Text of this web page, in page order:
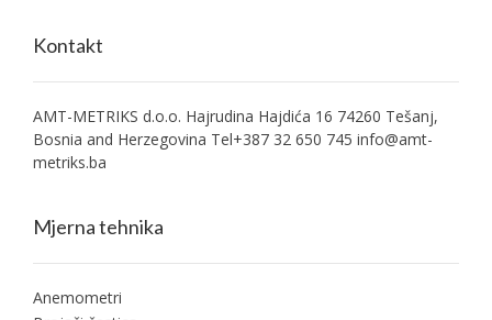
Kontakt
AMT-METRIKS d.o.o. Hajrudina Hajdića 16 74260 Tešanj,
Bosnia and Herzegovina Tel+387 32 650 745 info@amt-
metriks.ba
Mjerna tehnika
Anemometri